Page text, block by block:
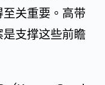
关重要。高带
支撑这些前瞻